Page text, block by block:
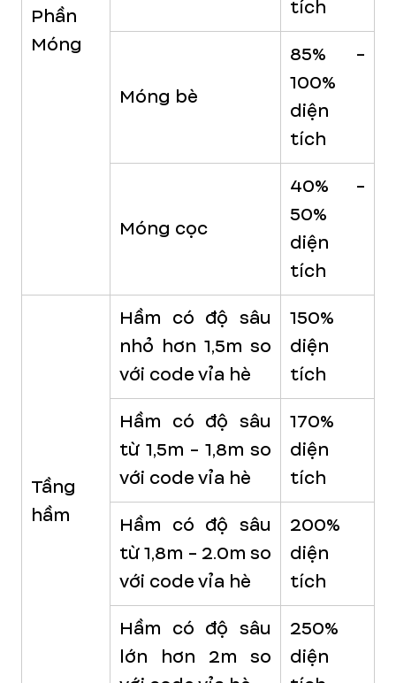
Phần
Móng
tích
Móng bè
85% -
100%
diện
tích
Móng cọc
40% -
50%
diện
tích
Tầng
hầm
Hầm có độ sâu
nhỏ hơn 1,5m so
với code vỉa hè
150%
diện
tích
Hầm có độ sâu
từ 1,5m - 1,8m so
với code vỉa hè
170%
diện
tích
Hầm có độ sâu
từ 1,8m - 2.0m so
với code vỉa hè
200%
diện
tích
Hầm có độ sâu
lớn hơn 2m so
250%
diện